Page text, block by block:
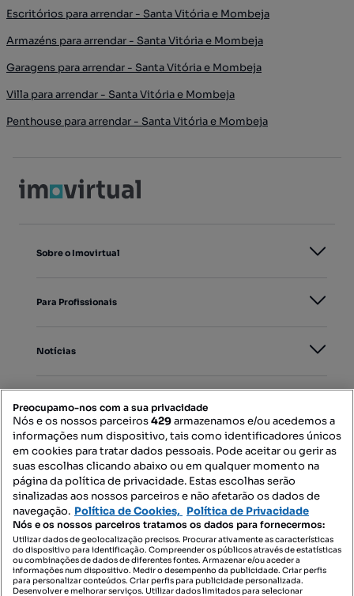
Escritórios para arrendar - Santa Vitória e Mombeja
Armazéns para arrendar - Santa Vitória e Mombeja
Garagens para arrendar - Santa Vitória e Mombeja
Villa para arrendar - Santa Vitória e Mombeja
Penthouse para arrendar - Santa Vitória e Mombeja
Sobre o Imovirtual
Para Profissionais
Notícias
Mapa do Site
Contacte-nos
SIGA-NOS:
Preocupamo-nos com a sua privacidade
Nós e os nossos parceiros429armazenamos e/ou acedemos a
informações num dispositivo, tais como identificadores únicos
em cookies para tratar dados pessoais. Pode aceitar ou gerir as
suas escolhas clicando abaixo ou em qualquer momento na
página da política de privacidade. Estas escolhas serão
sinalizadas aos nossos parceiros e não afetarão os dados de
navegação. Política de Cookies, Política de Privacidade
Nós e os nossos parceiros tratamos os dados para fornecermos:
Utilizar dados de geolocalização precisos. Procurar ativamente as características
do dispositivo para identificação. Compreender os públicos através de estatísticas
ou combinações de dados de diferentes fontes. Armazenar e/ou aceder a
informações num dispositivo. Medir o desempenho da publicidade. Criar perfis
para personalizar conteúdos. Criar perfis para publicidade personalizada.
Desenvolver e melhorar serviços. Utilizar dados limitados para selecionar